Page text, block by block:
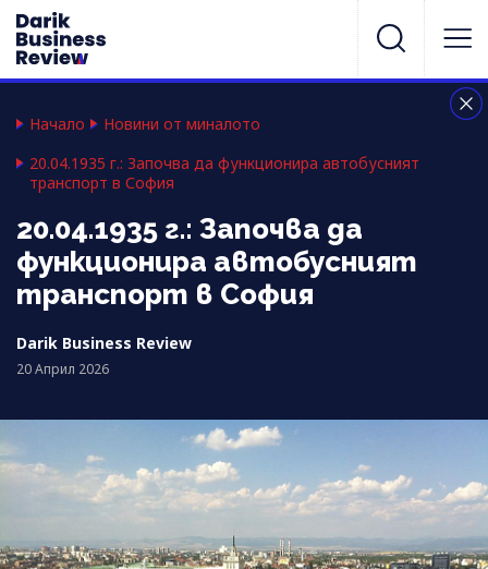
Начало
Новини от миналото
20.04.1935 г.: Започва да функционира автобусният
транспорт в София
20.04.1935 г.: Започва да
функционира автобусният
транспорт в София
Darik Business Review
20 Април 2026